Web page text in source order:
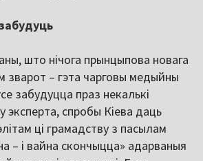
што нічога прынцыпова новага
зварот – гэта чарговы медыйны
забудуцца праз некалькі
эксперта, спробы Кіева даць
ці грамадству з пасылам
– і вайна скончыцца» адарваныя